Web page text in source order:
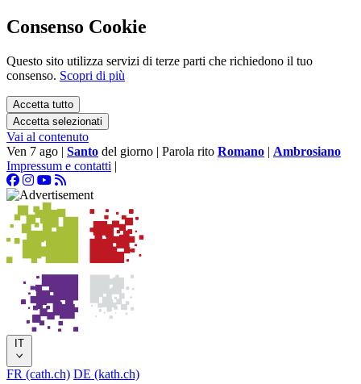
Consenso Cookie
Questo sito utilizza servizi di terze parti che richiedono il tuo
consenso. Scopri di più
Accetta tutto
Accetta selezionati
Vai al contenuto
Ven 7 ago | Santo del giorno | Parola rito Romano | Ambrosiano
Impressum e contatti |
IT
FR (cath.ch) DE (kath.ch)